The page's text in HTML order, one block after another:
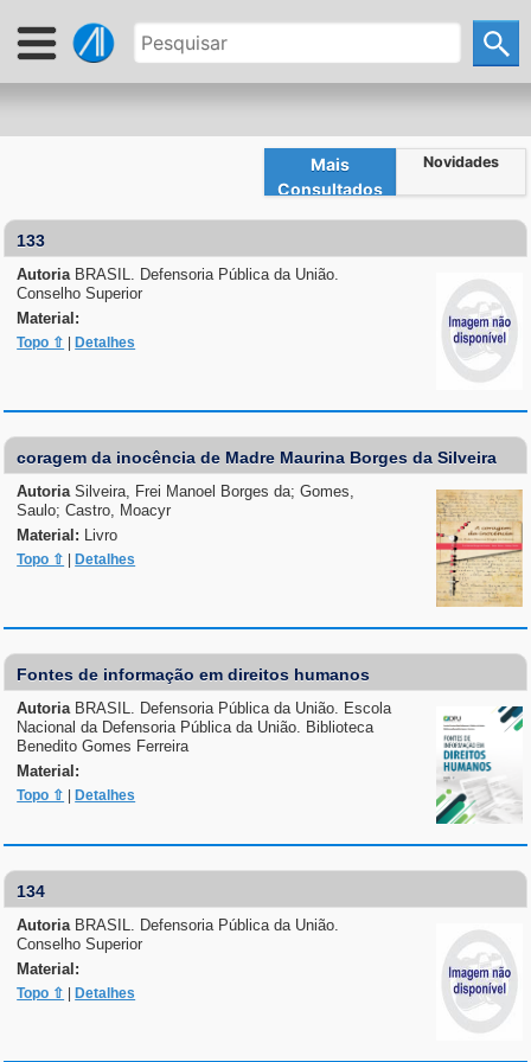
Mais
Consultados
Novidades
133
Autoria BRASIL. Defensoria Pública da União.
Conselho Superior
Material:
Topo ⇧ Detalhes
coragem da inocência de Madre Maurina Borges da Silveira
AutoriaSilveira, Frei Manoel Borges da; Gomes,
Saulo; Castro, Moacyr
Material:
Livro
Topo ⇧ Detalhes
Fontes de informação em direitos humanos
Autoria BRASIL. Defensoria Pública da União. Escola
Nacional da Defensoria Pública da União. Biblioteca
Benedito Gomes Ferreira
Material:
Topo ⇧ Detalhes
134
Autoria BRASIL. Defensoria Pública da União.
Conselho Superior
Material:
Topo ⇧ Detalhes